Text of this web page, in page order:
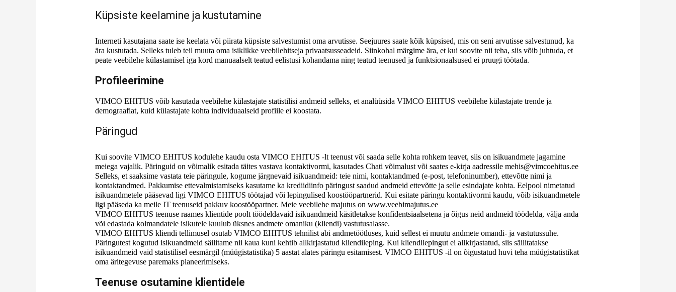
Küpsiste keelamine ja kustutamine
Interneti kasutajana saate ise keelata või piirata küpsiste salvestumist oma arvutisse. Seejuures saate kõik küpsised, mis on seni arvutisse salvestunud, ka
ära kustutada. Selleks tuleb teil muuta oma isiklikke veebilehitseja privaatsusseadeid. Siinkohal märgime ära, et kui soovite nii teha, siis võib juhtuda, et
peate veebilehe külastamisel iga kord manuaalselt teatud eelistusi kohandama ning teatud teenused ja funktsionaalsused ei pruugi töötada.
Profileerimine
VIMCO EHITUS võib kasutada veebilehe külastajate statistilisi andmeid selleks, et analüüsida VIMCO EHITUS veebilehe külastajate trende ja
demograafiat, kuid külastajate kohta individuaalseid profiile ei koostata.
Päringud
Kui soovite VIMCO EHITUS kodulehe kaudu osta VIMCO EHITUS -lt teenust või saada selle kohta rohkem teavet, siis on isikuandmete jagamine
meiega vajalik. Päringuid on võimalik esitada täites vastava kontaktivormi, kasutades Chati võimalust või saates e-kirja aadressile mehis@vimcoehitus.ee
Selleks, et saaksime vastata teie päringule, kogume järgnevaid isikuandmeid: teie nimi, kontaktandmed (e-post, telefoninumber), ettevõtte nimi ja
kontaktandmed. Pakkumise ettevalmistamiseks kasutame ka krediidiinfo päringust saadud andmeid ettevõtte ja selle esindajate kohta. Eelpool nimetatud
isikuandmetele pääsevad ligi VIMCO EHITUS töötajad või lepingulised koostööpartnerid. Kui esitate päringu kontaktivormi kaudu, võib isikuandmetele
ligi pääseda ka meile IT teenuseid pakkuv koostööpartner. Meie veebilehe majutus on www.veebimajutus.ee
VIMCO EHITUS teenuse raames klientide poolt töödeldavaid isikuandmeid käsitletakse konfidentsiaalsetena ja õigus neid andmeid töödelda, välja anda
või edastada kolmandatele isikutele kuulub üksnes andmete omaniku (kliendi) vastutusalasse.
VIMCO EHITUS kliendi tellimusel osutab VIMCO EHITUS tehnilist abi andmetöötluses, kuid sellest ei muutu andmete omandi- ja vastutussuhe.
Päringutest kogutud isikuandmeid säilitame nii kaua kuni kehtib allkirjastatud kliendileping. Kui kliendilepingut ei allkirjastatud, siis säilitatakse
isikuandmeid vaid statistilisel eesmärgil (müügistatistika) 5 aastat alates päringu esitamisest. VIMCO EHITUS -il on õigustatud huvi teha müügistatistikat
oma äritegevuse paremaks planeerimiseks.
Teenuse osutamine klientidele